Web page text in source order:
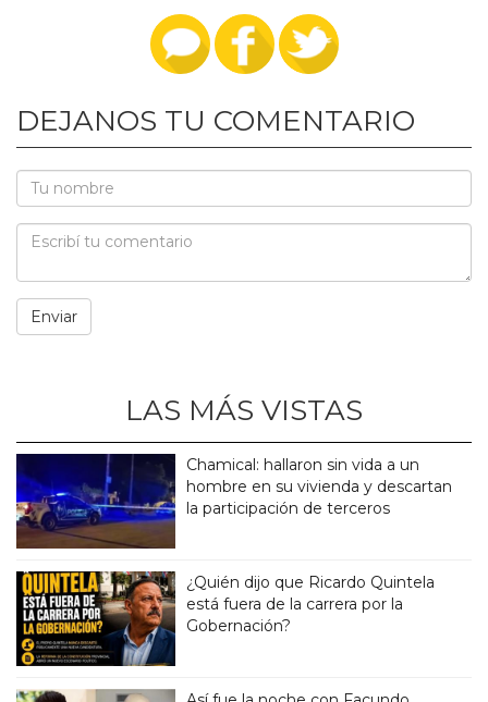
DEJANOS TU COMENTARIO
LAS MÁS VISTAS
Chamical: hallaron sin vida a un
hombre en su vivienda y descartan
la participación de terceros
¿Quién dijo que Ricardo Quintela
está fuera de la carrera por la
Gobernación?